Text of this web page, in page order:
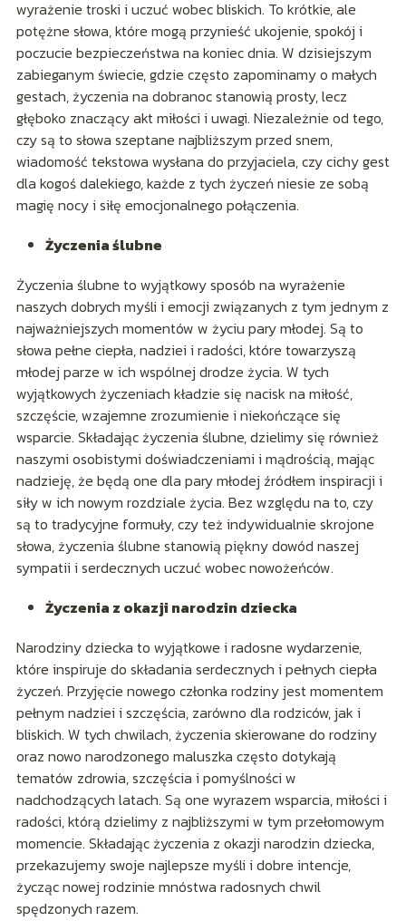
wyrażenie troski i uczuć wobec bliskich. To krótkie, ale
potężne słowa, które mogą przynieść ukojenie, spokój i
poczucie bezpieczeństwa na koniec dnia. W dzisiejszym
zabieganym świecie, gdzie często zapominamy o małych
gestach, życzenia na dobranoc stanowią prosty, lecz
głęboko znaczący akt miłości i uwagi. Niezależnie od tego,
czy są to słowa szeptane najbliższym przed snem,
wiadomość tekstowa wysłana do przyjaciela, czy cichy gest
dla kogoś dalekiego, każde z tych życzeń niesie ze sobą
magię nocy i siłę emocjonalnego połączenia.
Życzenia ślubne
Życzenia ślubne to wyjątkowy sposób na wyrażenie
naszych dobrych myśli i emocji związanych z tym jednym z
najważniejszych momentów w życiu pary młodej. Są to
słowa pełne ciepła, nadziei i radości, które towarzyszą
młodej parze w ich wspólnej drodze życia. W tych
wyjątkowych życzeniach kładzie się nacisk na miłość,
szczęście, wzajemne zrozumienie i niekończące się
wsparcie. Składając życzenia ślubne, dzielimy się również
naszymi osobistymi doświadczeniami i mądrością, mając
nadzieję, że będą one dla pary młodej źródłem inspiracji i
siły w ich nowym rozdziale życia. Bez względu na to, czy
są to tradycyjne formuły, czy też indywidualnie skrojone
słowa, życzenia ślubne stanowią piękny dowód naszej
sympatii i serdecznych uczuć wobec nowożeńców.
Życzenia z okazji narodzin dziecka
Narodziny dziecka to wyjątkowe i radosne wydarzenie,
które inspiruje do składania serdecznych i pełnych ciepła
życzeń. Przyjęcie nowego członka rodziny jest momentem
pełnym nadziei i szczęścia, zarówno dla rodziców, jak i
bliskich. W tych chwilach, życzenia skierowane do rodziny
oraz nowo narodzonego maluszka często dotykają
tematów zdrowia, szczęścia i pomyślności w
nadchodzących latach. Są one wyrazem wsparcia, miłości i
radości, którą dzielimy z najbliższymi w tym przełomowym
momencie. Składając życzenia z okazji narodzin dziecka,
przekazujemy swoje najlepsze myśli i dobre intencje,
życząc nowej rodzinie mnóstwa radosnych chwil
spędzonych razem.